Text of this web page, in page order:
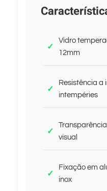
Vidro
12mm
Resistência a
intempéries
visual
Fixação em
inox